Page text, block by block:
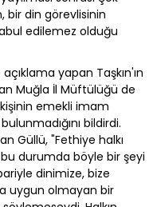
bir din görevlisinin
edilemez olduğu
yapan Taşkın'ın
Muğla İl Müftülüğü de
kişinin emekli imam
bildirdi.
Güllü, "Fethiye halkı
durumda böyle bir şeyi
dinimize, bize
uygun olmayan bir